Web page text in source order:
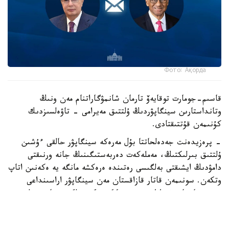
Фото: Ақорда
قاسىم-جومارت توقايەۆ تارمان شانمۋگاراتنام مەن ونىڭ
وتانداستارىن سينگاپۋردىڭ ۇلتتىق مەيرامى - تاۋەلسىزدىك
كۇنىمەن قۇتتىقتادى.
- پرەزيدەنت جەدەلحاتتا بۇل مەرەكە سينگاپۋر حالقى ءۇشىن
ۇلتتىق بىرلىكتىڭ، مەملەكەت دەربەستىگىنىڭ جانە ورنىقتى
دامۋدىڭ ايشىقتى بەلگىسى رەتىندە ەرەكشە مانگە يە ەكەنىن اتاپ
وتكەن. سونىمەن قاتار قازاقستان مەن سينگاپۋر اراسىنداعى